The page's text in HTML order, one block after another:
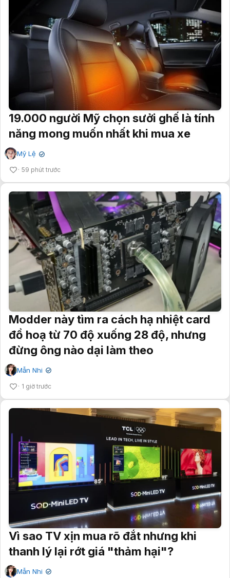
19.000 người Mỹ chọn sưởi ghế là tính
năng mong muốn nhất khi mua xe
Mỹ Lệ ✔
59 phút trước
Modder này tìm ra cách hạ nhiệt card
đồ hoạ từ 70 độ xuống 28 độ, nhưng
đừng ông nào dại làm theo
Mẫn Nhi ✔
1 giờ trước
Vì sao TV xịn mua rõ đắt nhưng khi
thanh lý lại rớt giá "thảm hại"?
Mẫn Nhi ✔